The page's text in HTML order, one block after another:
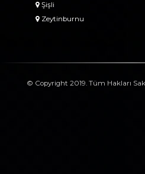
Şişli
Zeytinburnu
© Copyright 2019. Tüm Hakları